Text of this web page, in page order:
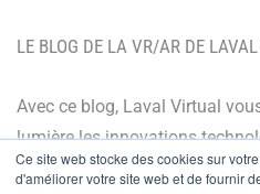
Ce site web stocke des cookies sur
d'améliorer votre site web et de fournir
LE BLOG DE LA VR/AR DE
Avec ce blog, Laval Virtual
lumière les innovations
récentes et les dernières